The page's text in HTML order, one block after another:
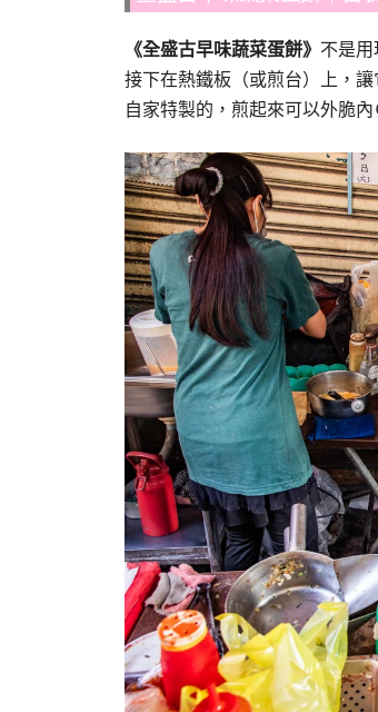
《全盛古早味蔬菜蛋餅》 不是
接下在熱鐵板（或煎台）上，
自家特製的，煎起來可以外脆內